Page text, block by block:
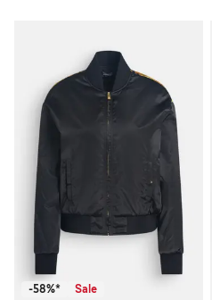
-58%* Sale